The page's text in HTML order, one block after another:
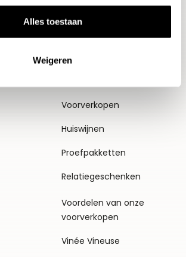
Alles toestaan
WeigerenThema's
Voorverkopen
Huiswijnen
Proefpakketten
Relatiegeschenken
Voordelen van onze
voorverkopen
Vinée Vineuse